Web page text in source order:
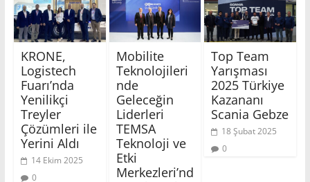
KRONE,
Logistech
Fuarı’nda
Yenilikçi
Treyler
Çözümleri ile
Yerini Aldı
14 Ekim 2025
0
Mobilite
Teknolojileri
nde
Geleceğin
Liderleri
TEMSA
Teknoloji ve
Etki
Merkezleri’nd
Top Team
Yarışması
2025 Türkiye
Kazananı
Scania Gebze
18 Şubat 2025
0